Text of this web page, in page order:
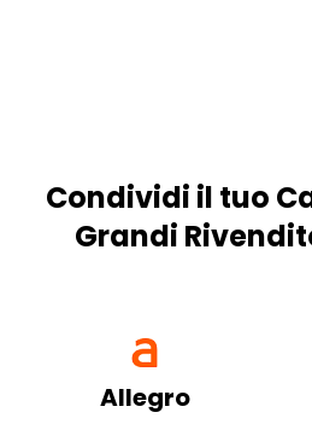
Condividi il tuo
Grandi
Allegro